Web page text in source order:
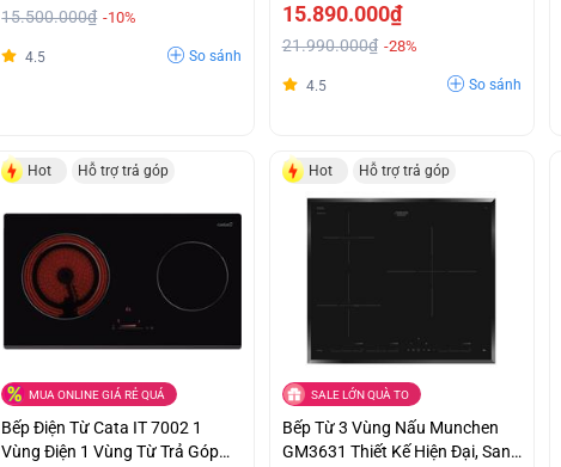
15.500.000₫ -10%
4.5 So sánh
15.890.000₫
21.990.000₫ -28%
4.5 So sánh
Hot Hỗ trợ trả góp
MUA ONLINE GIÁ RẺ QUÁ
Bếp Điện Từ Cata IT 7002 1
Vùng Điện 1 Vùng Từ Trả Góp
Hot Hỗ trợ trả góp
SALE LỚN QUÀ TO
Bếp Từ 3 Vùng Nấu Munchen
GM3631 Thiết Kế Hiện Đại, Sang